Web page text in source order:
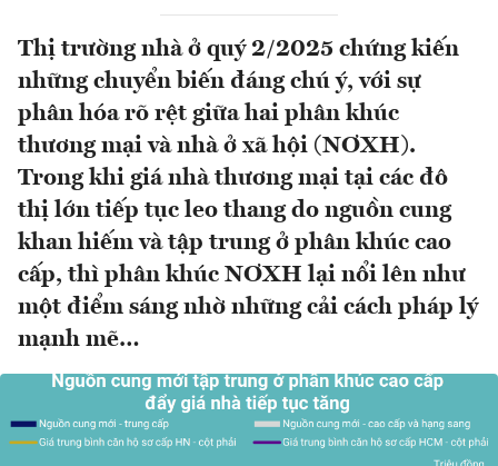
Thị trường nhà ở quý 2/2025 chứng kiến
những chuyển biến đáng chú ý, với sự
phân hóa rõ rệt giữa hai phân khúc
thương mại và nhà ở xã hội (NƠXH).
Trong khi giá nhà thương mại tại các đô
thị lớn tiếp tục leo thang do nguồn cung
khan hiếm và tập trung ở phân khúc cao
cấp, thì phân khúc NƠXH lại nổi lên như
một điểm sáng nhờ những cải cách pháp lý
mạnh mẽ…